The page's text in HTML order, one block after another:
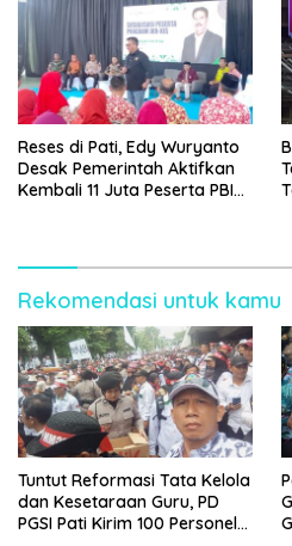
Reses di Pati, Edy Wuryanto
Desak Pemerintah Aktifkan
Kembali 11 Juta Peserta PBI
Rekomendasi untuk kamu
Tuntut Reformasi Tata Kelola
dan Kesetaraan Guru, PD
PGSI Pati Kirim 100 Personel